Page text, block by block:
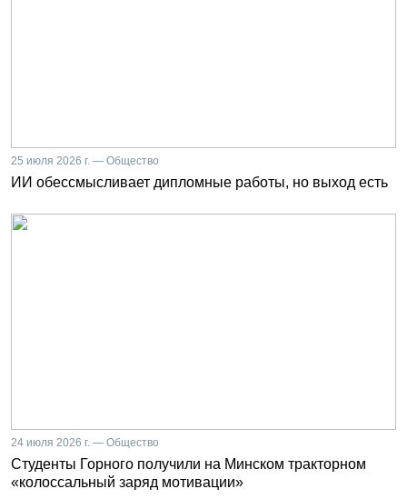
25 июля 2026 г. — Общество
ИИ обессмысливает дипломные работы, но выход есть
24 июля 2026 г. — Общество
Студенты Горного получили на Минском тракторном
«колоссальный заряд мотивации»